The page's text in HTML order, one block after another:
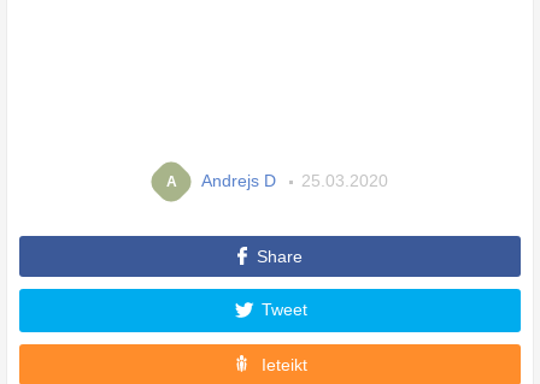
A Andrejs D 25.03.2020
Share
Tweet
Ieteikt